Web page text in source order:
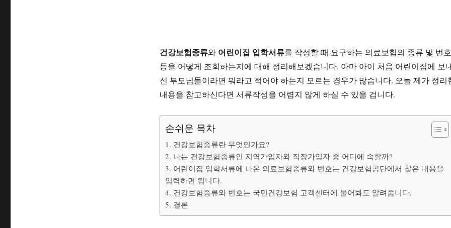
건강보험종류와 어린이집 입학서류를 작성할 때 요구하는 의료보험의 종류 및 번호
등을 어떻게 조회하는지에 대해 정리해보겠습니다. 아마 아이 처음 어린이집에 보
신 부모님들이라면 뭐라고 적어야 하는지 모르는 경우가 많습니다. 오늘 제가 정리
내용을 참고하신다면 서류작성을 어렵지 않게 하실 수 있을 겁니다.
손쉬운 목차
1. 건강보험종류란 무엇인가요?
2. 나는 건강보험종류인 지역가입자와 직장가입자 중 어디에 속할까?
3. 어린이집 입학서류에 나온 의료보험종류와 번호는 건강보험공단에서 찾은 내용을
입력하면 됩니다.
4. 건강보험종류와 번호는 국민건강보험 고객센터에 물어봐도 알려줍니다.
5. 결론